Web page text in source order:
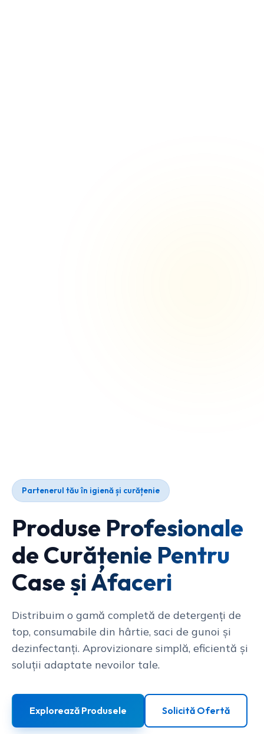
Partenerul tău în igienă și curățenie
Produse Profesionale
de Curățenie Pentru
Case și Afaceri
Distribuim o gamă completă de detergenți de
top, consumabile din hârtie, saci de gunoi și
dezinfectanți. Aprovizionare simplă, eficientă și
soluții adaptate nevoilor tale.
Explorează Produsele Solicită Ofertă